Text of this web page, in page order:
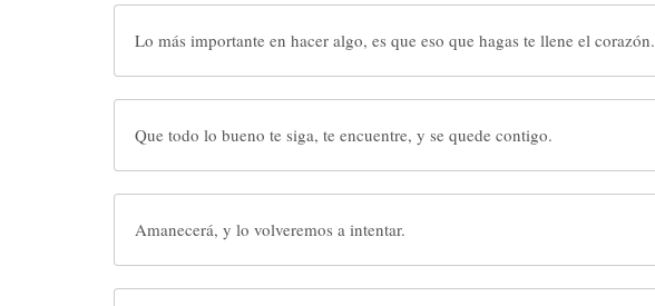
Lo más importante en hacer algo, es que eso que hagas te llene el corazón.
Que todo lo bueno te siga, te encuentre, y se quede contigo.
Amanecerá, y lo volveremos a intentar.